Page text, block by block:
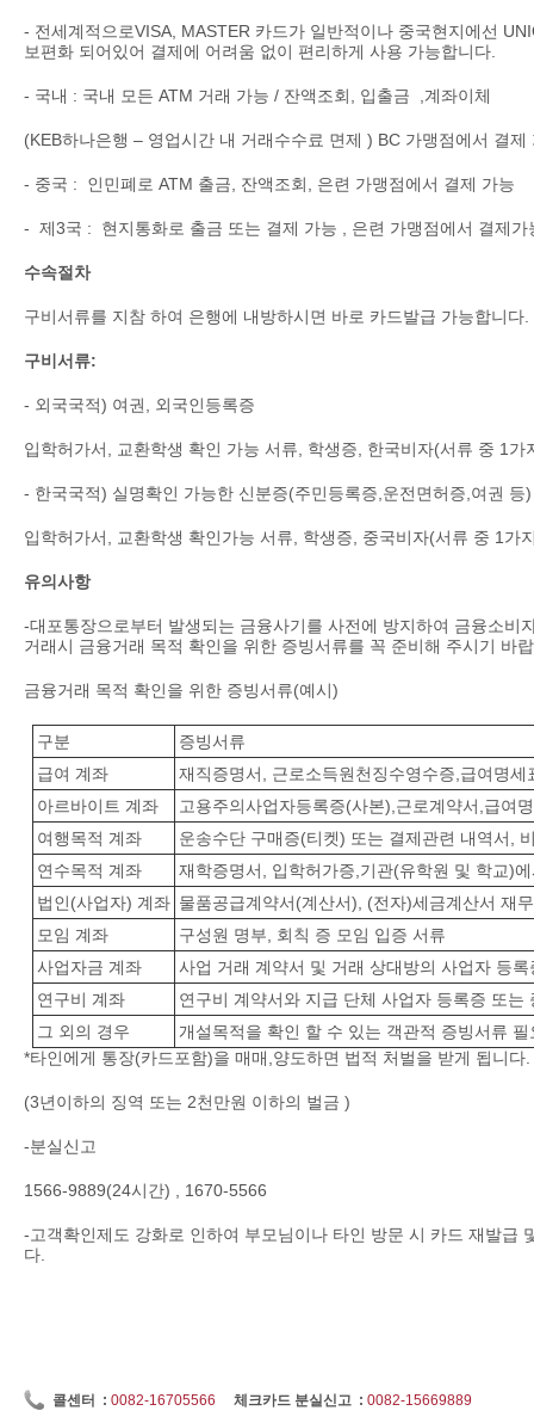
- 전세계적으로VISA, MASTER 카드가 일반적이나 중국현지에선
보편화 되어있어 결제에 어려움 없이 편리하게 사용 가능합니다.
- 국내 : 국내 모든 ATM 거래 가능 / 잔액조회, 입출금 ,계좌이체
(KEB하나은행 – 영업시간 내 거래수수료 면제 ) BC 가맹점에서 결제
- 중국 : 인민폐로 ATM 출금, 잔액조회, 은련 가맹점에서 결제 가능
- 제3국 : 현지통화로 출금 또는 결제 가능 , 은련 가맹점에서 결제가
수속절차
구비서류를 지참 하여 은행에 내방하시면 바로 카드발급 가능합니다.
구비 서류:
- 외국국적) 여권, 외국인등록증
입학허가서, 교환학생 확인 가능 서류, 학생증, 한국비자(서류 중 1가
- 한국국적) 실명확인 가능한 신분증(주민등록증,운전면허증,여권 등)
입학허가서, 교환학생 확인가능 서류, 학생증, 중국비자(서류 중 1가
유의사항
-대포통장으로부터 발생되는 금융사기를 사전에 방지하여 금융소비
거래시 금융거래 목적 확인을 위한 증빙서류를 꼭 준비해 주시기 바
금융거래 목적 확인을 위한 증빙서류(예시)
구분
증빙서류
급여 계좌
재직증명서, 근로소득원천징수영수증,급여명세
아르바이트 계좌
고용주의사업자등록증(사본),근로계약서,급여
여행목적 계좌
운송수단 구매증(티켓) 또는 결제관련 내역서,
연수목적 계좌
재학증명서, 입학허가증,기관(유학원 및 학교)
법인(사업자) 계좌 물품공급계약서(계산서), (전자)세금계산서 재
모임 계좌
구성원 명부, 회칙 증 모임 입증 서류
사업자금 계좌
사업 거래 계약서 및 거래 상대방의 사업자 등록
연구비 계좌
연구비 계약서와 지급 단체 사업자 등록증 또는
그 외의 경우
개설목적을 확인 할 수 있는 객관적 증빙서류 필
*타인에게 통장(카드포함)을 매매,양도하면 법적 처벌을 받게 됩니다.
(3년이하의 징역 또는 2천만원 이하의 벌금 )
-분실신고
1566-9889(24시간) , 1670-5566
-고객확인제도 강화로 인하여 부모님이나 타인 방문 시 카드 재발급
다.
콜센터 : 0082-16705566 체크카드 분실신고 : 0082-15669889